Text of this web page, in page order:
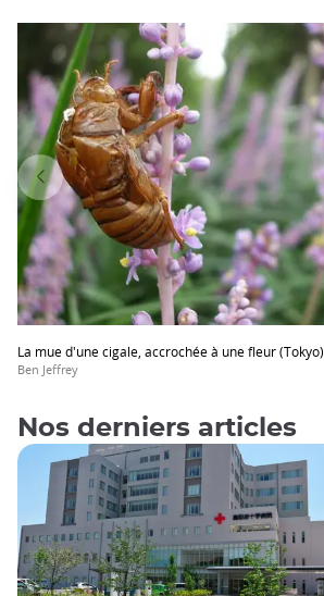
La mue d'une cigale, accrochée à une fleur (Tokyo)
Ben Jeffrey
Nos derniers articles